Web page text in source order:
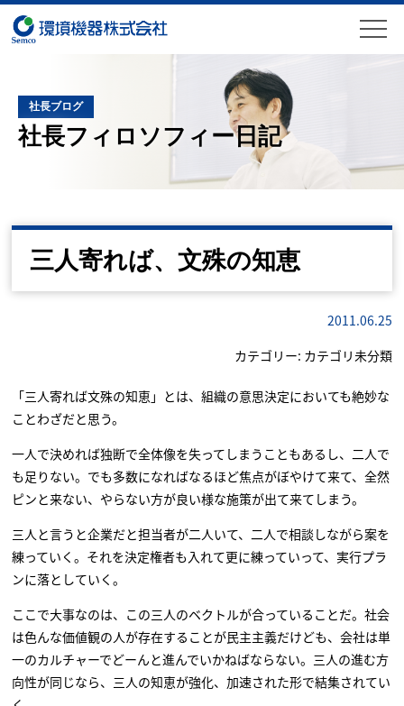
社長ブログ
社長フィロソフィー日記
三人寄れば、文殊の知恵
2011.06.25
カテゴリー: カテゴリ未分類
「三人寄れば文殊の知恵」とは、組織の意思決定においても絶妙な
ことわざだと思う。
一人で決めれば独断で全体像を失ってしまうこともあるし、二人で
も足りない。でも多数になればなるほど焦点がぼやけて来て、全然
ピンと来ない、やらない方が良い様な施策が出て来てしまう。
三人と言うと企業だと担当者が二人いて、二人で相談しながら案を
練っていく。それを決定権者も入れて更に練っていって、実行プラ
ンに落としていく。
ここで大事なのは、この三人のベクトルが合っていることだ。社会
は色んな価値観の人が存在することが民主主義だけども、会社は単
一のカルチャーでどーんと進んでいかねばならない。三人の進む方
向性が同じなら、三人の知恵が強化、加速された形で結集されてい